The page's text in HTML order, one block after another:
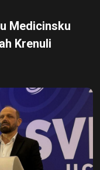
Medicinsku
Krenuli